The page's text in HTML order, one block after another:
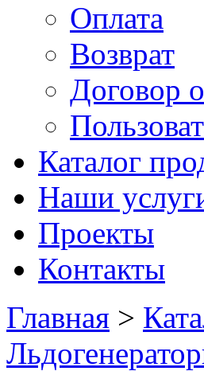
Оплата
Возврат
Договор
Каталог
Наши
Проекты
Контакты
Главная >